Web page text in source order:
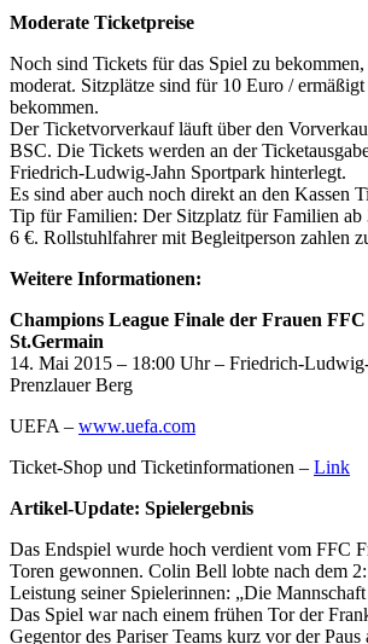
Moderate Ticketpreise
Noch sind Tickets für das Spiel zu bekommen,
moderat. Sitzplätze sind für 10 Euro /
bekommen.
Der Ticketvorverkauf läuft über den
BSC. Die Tickets werden an der
Friedrich-Ludwig-Jahn Sportpark hinterlegt.
Es sind aber auch noch direkt an den Kassen
Tip für Familien: Der Sitzplatz für Familien ab
6 €. Rollstuhlfahrer mit Begleitperson zahlen
Weitere Informationen:
Champions League Finale der Frauen
St.Germain
14. Mai 2015 – 18:00 Uhr – Friedrich-
Prenzlauer Berg
UEFA – www.uefa.com
Ticket-Shop und Ticketinformationen – Link
Artikel-Update: Spielergebnis
Das Endspiel wurde hoch verdient vom FFC
Toren gewonnen. Colin Bell lobte nach dem
Leistung seiner Spielerinnen: „Die
Das Spiel war nach einem frühen Tor der
Gegentor des Pariser Teams kurz vor der Paus